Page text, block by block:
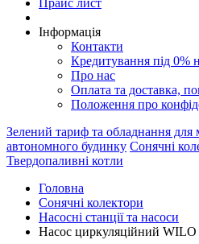
Прайс лист
Інформація
Контакти
Кредитування під 0%
Про нас
Оплата та доставка,
Положення про
Зелений тариф та обладнання для
автономного будинку Сонячні
Твердопаливні котли
Головна
Сонячні колектори
Насосні станції та насоси
Насос циркуляційний